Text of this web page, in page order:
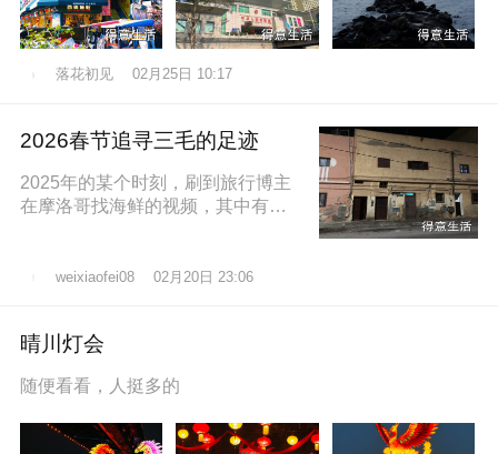
落花初见 02月25日 10:17
2026春节追寻三毛的足迹
2025年的某个时刻，刷到旅行博主
在摩洛哥找海鲜的视频，其中有个
地拍照留
weixiaofei08 02月20日 23:06
晴川灯会
随便看看，人挺多的